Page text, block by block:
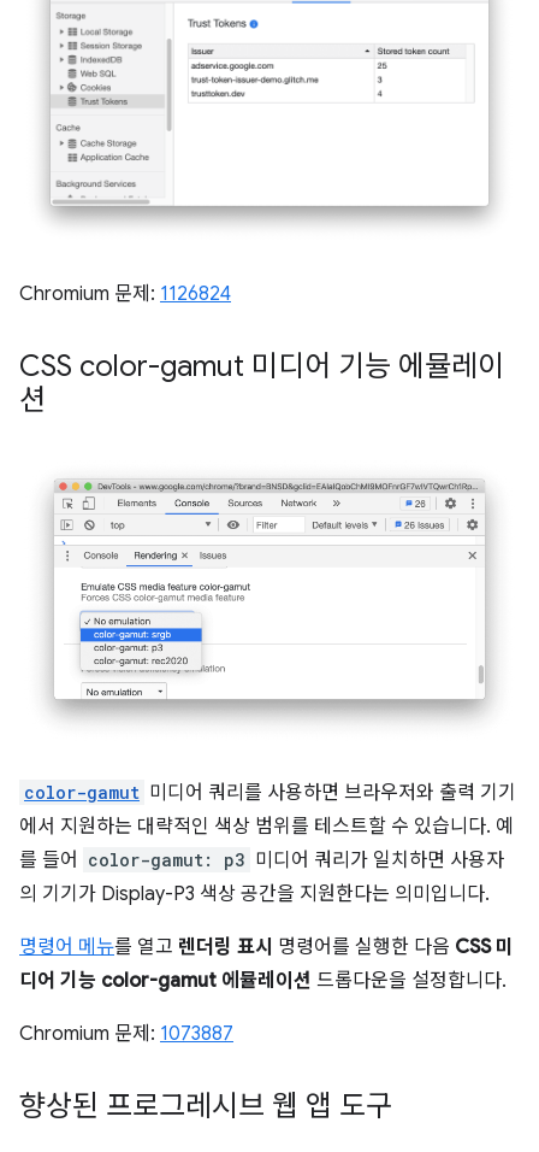
Chromium 문제: 1126824
CSS color-gamut 미디어 기능 에뮬레이
션
color-gamut 미디어 쿼리를 사용하면 브라우저와 출력 기기
에서 지원하는 대략적인 색상 범위를 테스트할 수 있습니다. 예
를 들어
color-gamut: p3 미디어 쿼리가 일치하면 사용자
의 기기가 Display-P3 색상 공간을 지원한다는 의미입니다.
명령어 메뉴를 열고 렌더링 표시 명령어를 실행한 다음 CSS 미
디어 기능 color-gamut 에뮬레이션 드롭다운을 설정합니다.
Chromium 문제: 1073887
향상된 프로그레시브 웹 앱 도구